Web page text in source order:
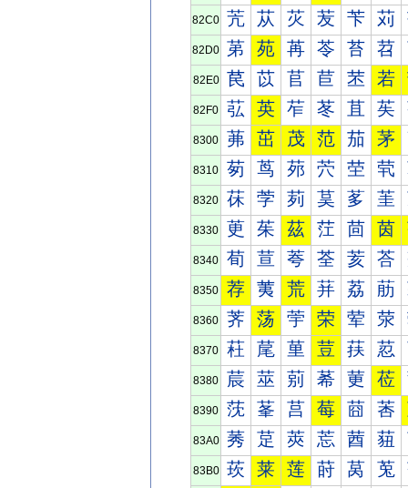
82C0 苀 苁 苂 苃 苄 苅
82D0 苐 苑 苒 苓 苔 苕
82E0 苠 苡 苢 苣 苤 若
82F0 苰 英 苲 苳 苴 苵
8300 茀 茁 茂 范 茄 茅
8310 茐 茑 茒 茓 茔 茕
8320 茠 茡 茢 茣 茤 茥
8330 茰 茱 茲 茳 茴 茵
8340 荀 荁 荂 荃 荄 荅
8350 荐 荑 荒 荓 荔 荕
8360 荠 荡 荢 荣 荤 荥
8370 荰 荱 荲 荳 荴 荵
8380 莀 莁 莂 莃 莄 莅
8390 莐 莑 莒 莓 莔 莕
83A0 莠 莡 莢 莣 莤 莥
83B0 莰 莱 莲 莳 莴 莵